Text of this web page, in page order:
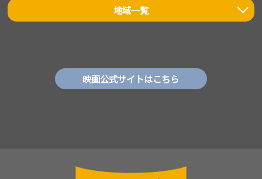
地域一覧
映画公式サイトはこちら